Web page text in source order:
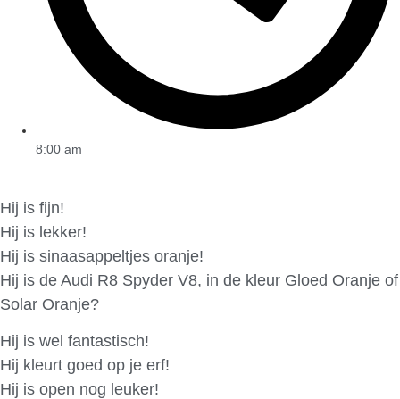
8:00 am
Hij is fijn!
Hij is lekker!
Hij is sinaasappeltjes oranje!
Hij is de Audi R8 Spyder V8, in de kleur Gloed Oranje of
Solar Oranje?
Hij is wel fantastisch!
Hij kleurt goed op je erf!
Hij is open nog leuker!